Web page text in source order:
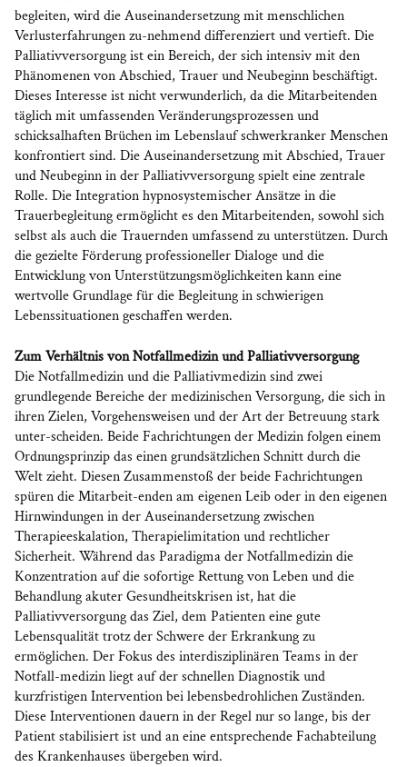
begleiten, wird die Auseinandersetzung mit menschlichen
Verlusterfahrungen zu-nehmend differenziert und vertieft. Die
Palliativversorgung ist ein Bereich, der sich intensiv mit den
Phänomenen von Abschied, Trauer und Neubeginn beschäftigt.
Dieses Interesse ist nicht verwunderlich, da die Mitarbeitenden
täglich mit umfassenden Veränderungsprozessen und
schicksalhaften Brüchen im Lebenslauf schwerkranker Menschen
konfrontiert sind. Die Auseinandersetzung mit Abschied, Trauer
und Neubeginn in der Palliativversorgung spielt eine zentrale
Rolle. Die Integration hypnosystemischer Ansätze in die
Trauerbegleitung ermöglicht es den Mitarbeitenden, sowohl sich
selbst als auch die Trauernden umfassend zu unterstützen. Durch
die gezielte Förderung professioneller Dialoge und die
Entwicklung von Unterstützungsmöglichkeiten kann eine
wertvolle Grundlage für die Begleitung in schwierigen
Lebenssituationen geschaffen werden.
Zum Verhältnis von Notfallmedizin und Palliativversorgung
Die Notfallmedizin und die Palliativmedizin sind zwei
grundlegende Bereiche der medizinischen Versorgung, die sich in
ihren Zielen, Vorgehensweisen und der Art der Betreuung stark
unter-scheiden. Beide Fachrichtungen der Medizin folgen einem
Ordnungsprinzip das einen grundsätzlichen Schnitt durch die
Welt zieht. Diesen Zusammenstoß der beide Fachrichtungen
spüren die Mitarbeit-enden am eigenen Leib oder in den eigenen
Hirnwindungen in der Auseinandersetzung zwischen
Therapieeskalation, Therapielimitation und rechtlicher
Sicherheit. Während das Paradigma der Notfallmedizin die
Konzentration auf die sofortige Rettung von Leben und die
Behandlung akuter Gesundheitskrisen ist, hat die
Palliativversorgung das Ziel, dem Patienten eine gute
Lebensqualität trotz der Schwere der Erkrankung zu
ermöglichen. Der Fokus des interdisziplinären Teams in der
Notfall-medizin liegt auf der schnellen Diagnostik und
kurzfristigen Intervention bei lebensbedrohlichen Zuständen.
Diese Interventionen dauern in der Regel nur so lange, bis der
Patient stabilisiert ist und an eine entsprechende Fachabteilung
des Krankenhauses übergeben wird.